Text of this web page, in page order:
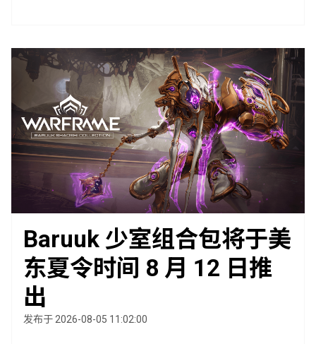
Baruuk 少室组合包将于美
东夏令时间 8 月 12 日推
出
发布于 2026-08-05 11:02:00